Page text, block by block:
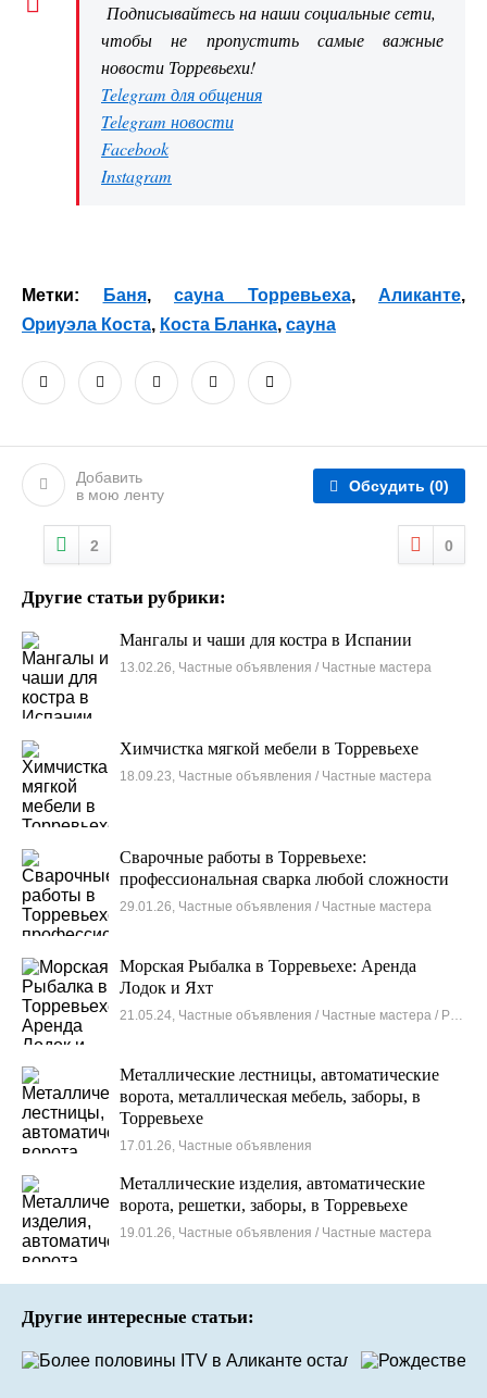
Подписывайтесь на наши социальные сети,
чтобы не пропустить самые важные
новости Торревьехи!
Telegram для общения
Telegram новости
Facebook
Instagram
Метки: Баня, сауна Торревьеха, Аликанте,
Ориуэла Коста, Коста Бланка, сауна
Добавить
в мою ленту
Обсудить (0)
2 0
Другие статьи рубрики:
Мангалы и чаши для костра в Испании
13.02.26, Частные объявления / Частные мастера
Химчистка мягкой мебели в Торревьехе
18.09.23, Частные объявления / Частные мастера
Сварочные работы в Торревьехе:
профессиональная сварка любой сложности
29.01.26, Частные объявления / Частные мастера
Морская Рыбалка в Торревьехе: Аренда
Лодок и Яхт
21.05.24, Частные объявления / Частные мастера / Рыбалка
Металлические лестницы, автоматические
ворота, металлическая мебель, заборы, в
Торревьехе
17.01.26, Частные объявления
Металлические изделия, автоматические
ворота, решетки, заборы, в Торревьехе
19.01.26, Частные объявления / Частные мастера
Другие интересные статьи: